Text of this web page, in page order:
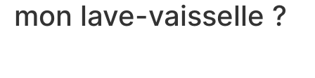
mon lave-vaisselle ?